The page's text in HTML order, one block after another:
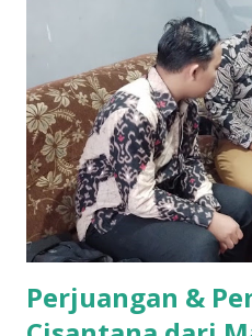
dalam ajang pencarian bakat
Mania Dadakan). Meski
pengalaman tersebut
dalam karier bermusiknya.
28 maret kemarin, ikut dmd
juara cuman aku ingin terus
karya Aku di dunia seni musik
diwawancara Kamis (9/4/
Perjuangan &